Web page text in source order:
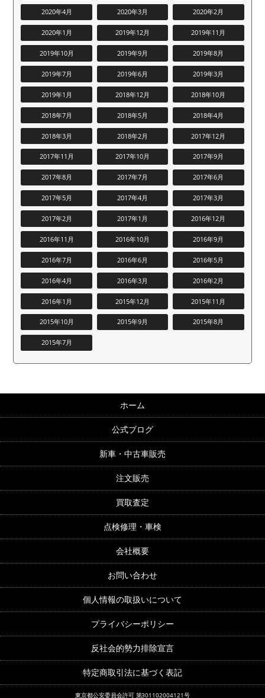
2020年4月 2020年3月 2020年2月
2020年1月 2019年12月 2019年11月
2019年10月 2019年9月 2019年8月
2019年7月 2019年6月 2019年3月
2019年1月 2018年12月 2018年10月
2018年7月 2018年5月 2018年4月
2018年3月 2018年2月 2017年12月
2017年11月 2017年10月 2017年9月
2017年8月 2017年7月 2017年6月
2017年5月 2017年4月 2017年3月
2017年2月 2017年1月 2016年12月
2016年11月 2016年10月 2016年9月
2016年7月 2016年6月 2016年5月
2016年4月 2016年3月 2016年2月
2016年1月 2015年12月 2015年11月
2015年10月 2015年9月 2015年8月
2015年7月
ホーム
公式ブログ
新車・中古車販売
注文販売
買取査定
点検修理・車検
会社概要
お問い合わせ
個人情報の取扱いについて
プライバシーポリシー
反社会的勢力排除宣言
特定商取引法に基づく表記
東京都公安委員会許可 第301102004121号